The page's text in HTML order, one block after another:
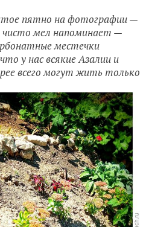
пятно на фотографии —
чисто мел напоминает —
местечки
у нас всякие Азалии и
всего могут жить только